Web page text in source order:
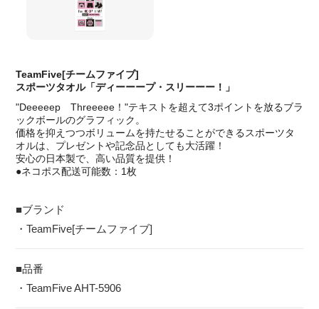
TeamFive[チームファイブ]
スポーツタオル「ディーーープ・スリーーー！」
"Deeeeep Threeeee！"テキストを超えて3ポイントを放るブラ
ックボールのグラフィック。
価格を抑えつつボリュームを持たせることができるスポーツタ
オルは、プレゼントや記念品としても大活躍！
安心の日本製で、高い品質を提供！
●ネコポス配送可能数：1枚
■ブランド
・TeamFive[チームファイブ]
■品番
・TeamFive AHT-5906